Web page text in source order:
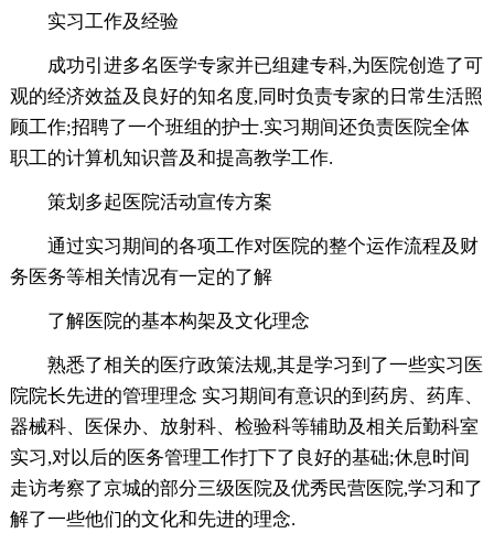
实习工作及经验
成功引进多名医学专家并已组建专科,为医院创造了可
观的经济效益及良好的知名度,同时负责专家的日常生活照
顾工作;招聘了一个班组的护士.实习期间还负责医院全体
职工的计算机知识普及和提高教学工作.
策划多起医院活动宣传方案
通过实习期间的各项工作对医院的整个运作流程及财
务医务等相关情况有一定的了解
了解医院的基本构架及文化理念
熟悉了相关的医疗政策法规,其是学习到了一些实习医
院院长先进的管理理念 实习期间有意识的到药房、药库、
器械科、医保办、放射科、检验科等辅助及相关后勤科室
实习,对以后的医务管理工作打下了良好的基础;休息时间
走访考察了京城的部分三级医院及优秀民营医院,学习和了
解了一些他们的文化和先进的理念.